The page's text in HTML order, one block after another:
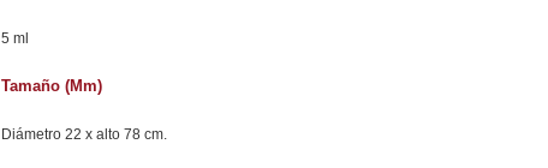
5 ml
Tamaño (mm)
Diámetro 22 x alto 78 cm.